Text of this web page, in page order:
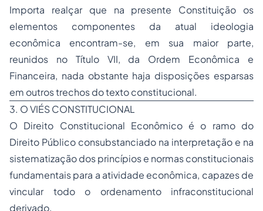
Importa realçar que na presente Constituição os
elementos componentes da atual ideologia
econômica encontram-se, em sua maior parte,
reunidos no Título VII, da Ordem Econômica e
Financeira, nada obstante haja disposições esparsas
em outros trechos do texto constitucional.
3. O VIÉS CONSTITUCIONAL
O Direito Constitucional Econômico é o ramo do
Direito Público consubstanciado na interpretação e na
sistematização dos princípios e normas constitucionais
fundamentais para a atividade econômica, capazes de
vincular todo o ordenamento infraconstitucional
derivado.